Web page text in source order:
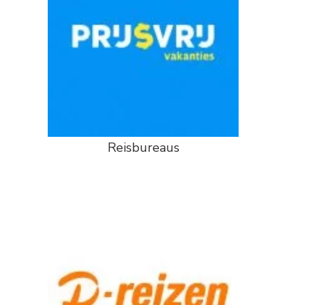
Reisbureaus